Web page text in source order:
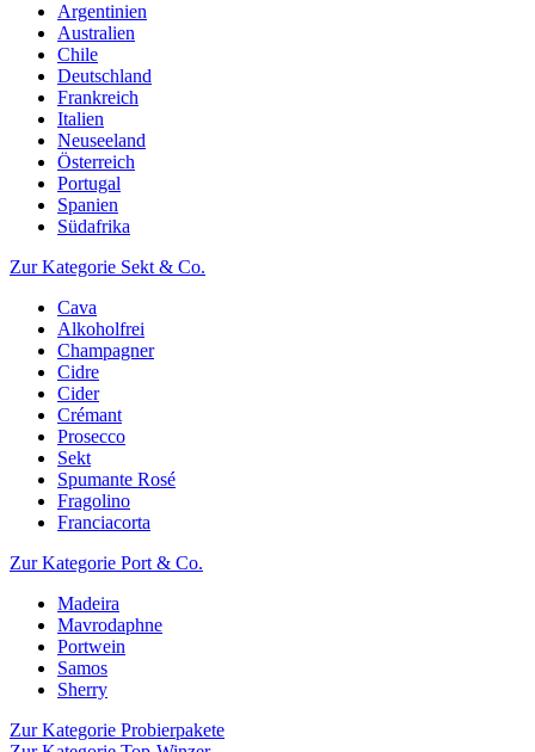
Argentinien
Australien
Chile
Deutschland
Frankreich
Italien
Neuseeland
Österreich
Portugal
Spanien
Südafrika
Zur Kategorie Sekt & Co.
Cava
Alkoholfrei
Champagner
Cidre
Cider
Crémant
Prosecco
Sekt
Spumante Rosé
Fragolino
Franciacorta
Zur Kategorie Port & Co.
Madeira
Mavrodaphne
Portwein
Samos
Sherry
Zur Kategorie Probierpakete